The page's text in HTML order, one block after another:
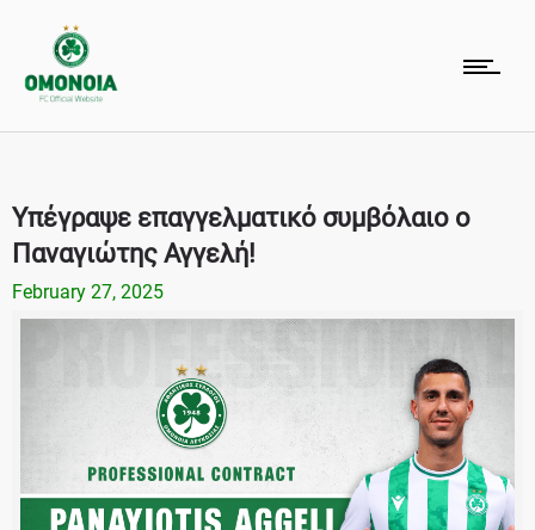
Υπέγραψε επαγγελματικό συμβόλαιο ο
Παναγιώτης Αγγελή!
February 27, 2025